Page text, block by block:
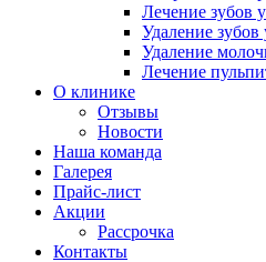
Лечение зубов
Удаление зубов
Удаление
Лечение
О клинике
Отзывы
Новости
Наша команда
Галерея
Прайс-лист
Акции
Рассрочка
Контакты